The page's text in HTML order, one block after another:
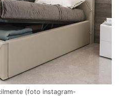
(foto instagram-